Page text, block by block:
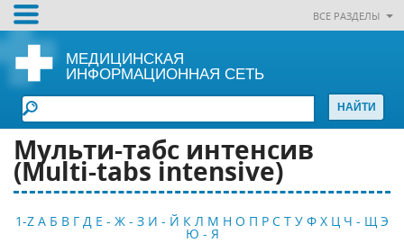
ВСЕ РАЗДЕЛЫ
МЕДИЦИНСКАЯ
ИНФОРМАЦИОННАЯ СЕТЬ
Мульти-табс интенсив
(Multi-tabs intensive)
1-Z А Б В Г Д Е - Ж - З И - Й К Л М Н О П Р С Т У Ф Х Ц Ч - Щ Э
Ю - Я